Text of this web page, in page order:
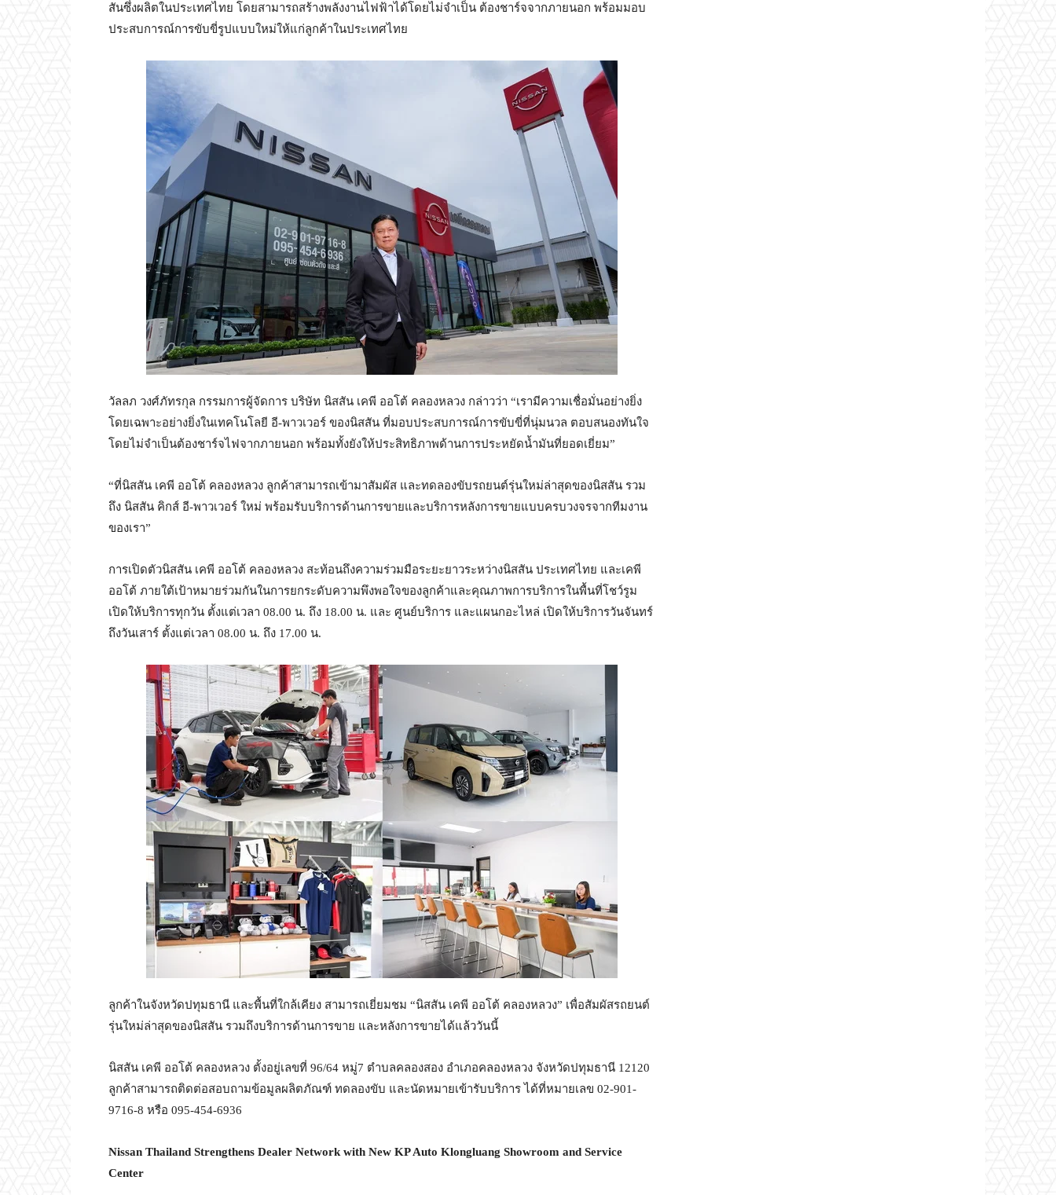
สันซึ่งผลิตในประเทศไทย โดยสามารถสร้างพลังงานไฟฟ้าได้โดยไม่จำเป็น ต้องชาร์จจากภายนอก พร้อมมอบ
ประสบการณ์การขับขี่รูปแบบใหม่ให้แก่ลูกค้าในประเทศไทย
วัลลภ วงศ์ภัทรกุล กรรมการผู้จัดการ บริษัท นิสสัน เคพี ออโต้ คลองหลวง กล่าวว่า “เรามีความเชื่อมั่นอย่างยิ่ง
โดยเฉพาะอย่างยิ่งในเทคโนโลยี อี-พาวเวอร์ ของนิสสัน ที่มอบประสบการณ์การขับขี่ที่นุ่มนวล ตอบสนองทันใจ
โดยไม่จำเป็นต้องชาร์จไฟจากภายนอก พร้อมทั้งยังให้ประสิทธิภาพด้านการประหยัดน้ำมันที่ยอดเยี่ยม”
“ที่นิสสัน เคพี ออโต้ คลองหลวง ลูกค้าสามารถเข้ามาสัมผัส และทดลองขับรถยนต์รุ่นใหม่ล่าสุดของนิสสัน รวม
ถึง นิสสัน คิกส์ อี-พาวเวอร์ ใหม่ พร้อมรับบริการด้านการขายและบริการหลังการขายแบบครบวงจรจากทีมงาน
ของเรา”
การเปิดตัวนิสสัน เคพี ออโต้ คลองหลวง สะท้อนถึงความร่วมมือระยะยาวระหว่างนิสสัน ประเทศไทย และเคพี
ออโต้ ภายใต้เป้าหมายร่วมกันในการยกระดับความพึงพอใจของลูกค้าและคุณภาพการบริการในพื้นที่โชว์รูม
เปิดให้บริการทุกวัน ตั้งแต่เวลา 08.00 น. ถึง 18.00 น. และ ศูนย์บริการ และแผนกอะไหล่ เปิดให้บริการวันจันทร์
ถึงวันเสาร์ ตั้งแต่เวลา 08.00 น. ถึง 17.00 น.
ลูกค้าในจังหวัดปทุมธานี และพื้นที่ใกล้เคียง สามารถเยี่ยมชม “นิสสัน เคพี ออโต้ คลองหลวง” เพื่อสัมผัสรถยนต์
รุ่นใหม่ล่าสุดของนิสสัน รวมถึงบริการด้านการขาย และหลังการขายได้แล้ววันนี้
นิสสัน เคพี ออโต้ คลองหลวง ตั้งอยู่เลขที่ 96/64 หมู่7 ตำบลคลองสอง อำเภอคลองหลวง จังหวัดปทุมธานี 12120
ลูกค้าสามารถติดต่อสอบถามข้อมูลผลิตภัณฑ์ ทดลองขับ และนัดหมายเข้ารับบริการ ได้ที่หมายเลข 02-901-
9716-8 หรือ 095-454-6936
Nissan Thailand Strengthens Dealer Network with New KP Auto Klongluang Showroom and Service
Center